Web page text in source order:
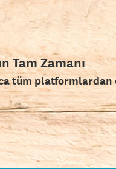
Tam Zamanı
tüm platformlardan